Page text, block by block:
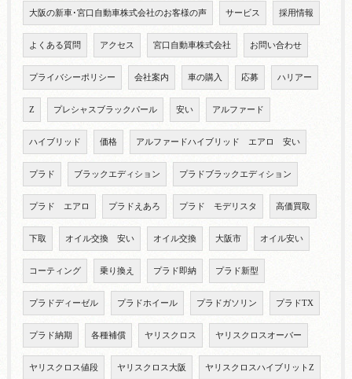
大阪の新車･宮口自動車株式会社のお客様の声 サービス 採用情報
よくある質問 アクセス 宮口自動車株式会社 お問い合わせ
プライバシーポリシー 会社案内 車の購入 応募 ハリアー
Z プレシャスブラックパール 安い アルファード
ハイブリッド 価格 アルファードハイブリッド エアロ 安い
プラド ブラックエディション プラドブラックエディション
プラド エアロ プラドえあろ プラド モデリスタ 高価買取
下取 オイル交換 安い オイル交換 大阪市 オイル安い
コーティング 乗り換え プラド即納 プラド新型
プラドディーゼル プラドホイール プラドガソリン プラドTX
プラド納期 各種補償 ヤリスクロス ヤリスクロスオーバー
ヤリスクロス値段 ヤリスクロス大阪 ヤリスクロスハイブリットZ